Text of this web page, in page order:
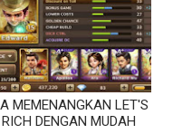
MEMENANGKAN LET'S
DENGAN MUDAH